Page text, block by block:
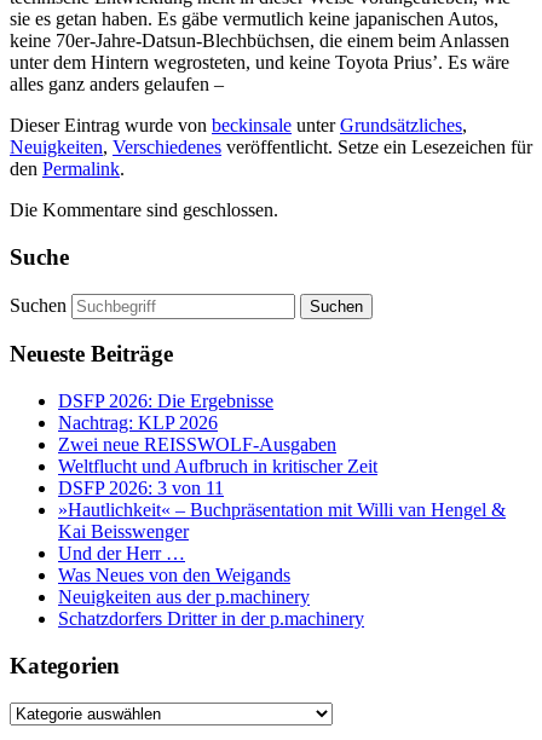
sie es getan haben. Es gäbe vermutlich keine japanischen Autos,
keine 70er-Jahre-Datsun-Blechbüchsen, die einem beim Anlassen
unter dem Hintern wegrosteten, und keine Toyota Prius’. Es wäre
alles ganz anders gelaufen –
Dieser Eintrag wurde von beckinsale unterGrundsätzliches,
Neuigkeiten, Verschiedenes veröffentlicht. Setze ein Lesezeichen für
den Permalink.
Die Kommentare sind geschlossen.
Suche
Suchen
Neueste Beiträge
DSFP 2026: Die Ergebnisse
Nachtrag: KLP 2026
Zwei neue REISSWOLF-Ausgaben
Weltflucht und Aufbruch in kritischer Zeit
DSFP 2026: 3 von 11
»Hautlichkeit« – Buchpräsentation mit Willi van Hengel &
Kai Beisswenger
Und der Herr …
Was Neues von den Weigands
Neuigkeiten aus der p.machinery
Schatzdorfers Dritter in der p.machinery
Kategorien
Kategorien